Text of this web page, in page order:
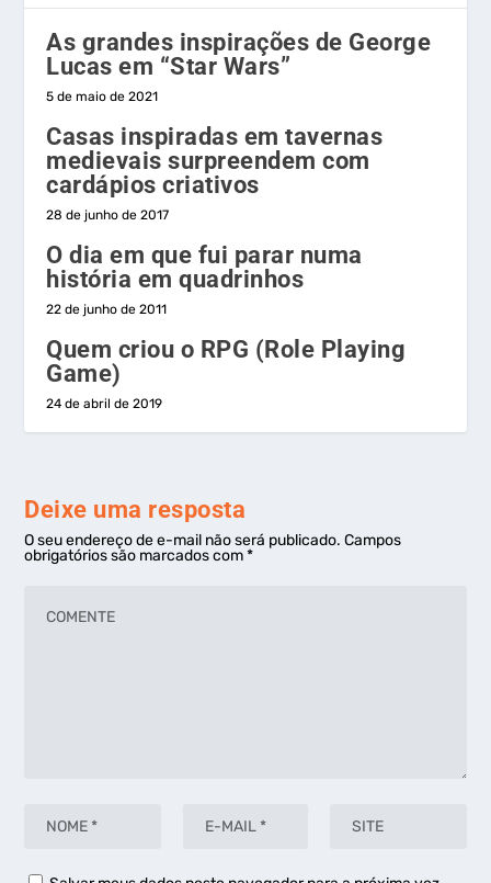
As grandes inspirações de George
Lucas em “Star Wars”
5 de maio de 2021
Casas inspiradas em tavernas
medievais surpreendem com
cardápios criativos
28 de junho de 2017
O dia em que fui parar numa
história em quadrinhos
22 de junho de 2011
Quem criou o RPG (Role Playing
Game)
24 de abril de 2019
Deixe uma resposta
O seu endereço de e-mail não será publicado. Campos
obrigatórios são marcados com*